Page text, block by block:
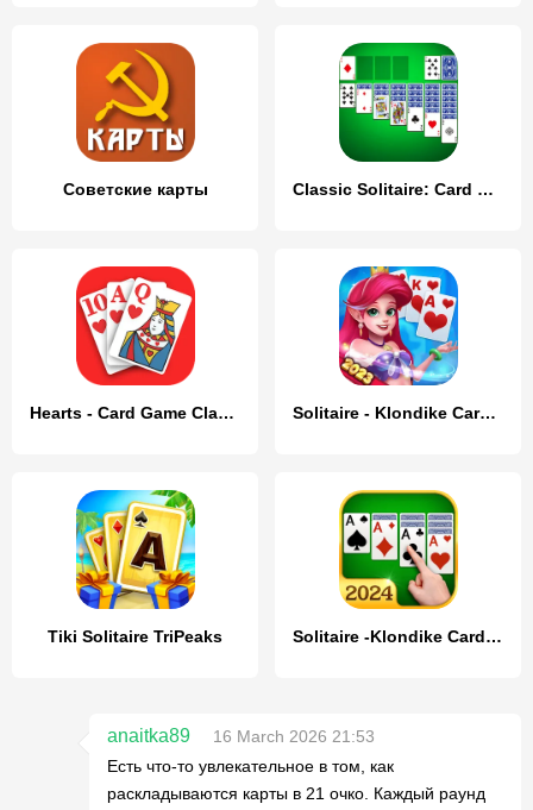
Советские карты Classic Solitaire: Card Games
Hearts - Card Game Classic Solitaire - Klondike Card Game
Tiki Solitaire TriPeaks Solitaire -Klondike Card Games
anaitka89
16 March 2026 21:53
Есть что-то увлекательное в том, как
раскладываются карты в 21 очко. Каждый раунд